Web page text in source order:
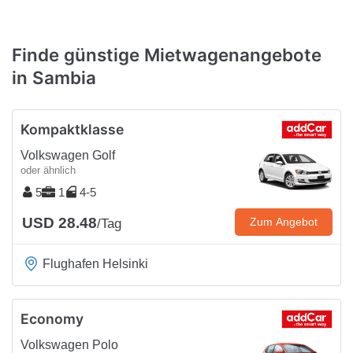
Finde günstige Mietwagenangebote
in Sambia
Kompaktklasse
Volkswagen Golf
oder ähnlich
5 1 4-5
USD 28.48/Tag Zum Angebot
Flughafen Helsinki
Economy
Volkswagen Polo